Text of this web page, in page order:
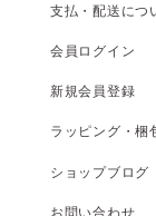
支払 ・配送につ
会員ログイン
新規会員登録
ラッピング・梱
ショップブログ
お問い合わせ